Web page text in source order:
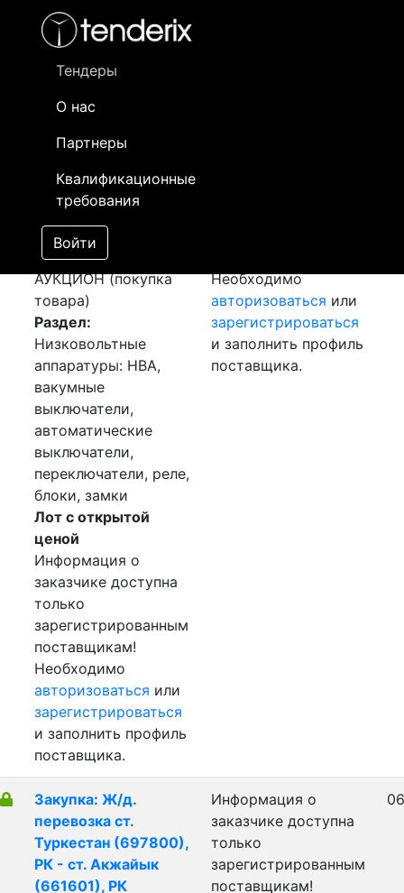
Тендеры
О нас
Партнеры
Квалификационные
требования
Войти
- активный лот
- сохраненный лот (не опубликован)
Закупка:
Микропроцессорное
устройство
[Завершен]
Лот №:4540
АУКЦИОН (покупка
товара)
Раздел:
Низковольтные
аппаратуры: НВА,
вакумные
выключатели,
автоматические
выключатели,
переключатели, реле,
блоки, замки
Лот с открытой
ценой
Информация о
заказчике доступна
только
зарегистрированным
поставщикам!
Необходимо
авторизоваться или
зарегистрироваться
и заполнить профиль
поставщика.
Необходимо
авторизоваться или
зарегистрироваться
и заполнить профиль
поставщика.
Закупка: Ж/д.
перевозка ст.
Туркестан (697800),
РК - ст. Акжайык
(661601), РК
Информация о
заказчике доступна
только
зарегистрированным
поставщикам!